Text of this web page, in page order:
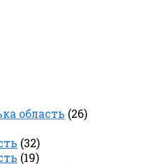
область (26)
(32)
(19)